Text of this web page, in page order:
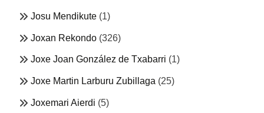
Josu Mendikute (1)
Joxan Rekondo (326)
Joxe Joan González de Txabarri (1)
Joxe Martin Larburu Zubillaga (25)
Joxemari Aierdi (5)